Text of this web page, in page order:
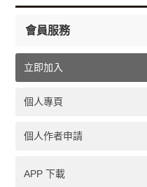
會員服務
立即加入
個人專頁
個人作者申請
APP 下載